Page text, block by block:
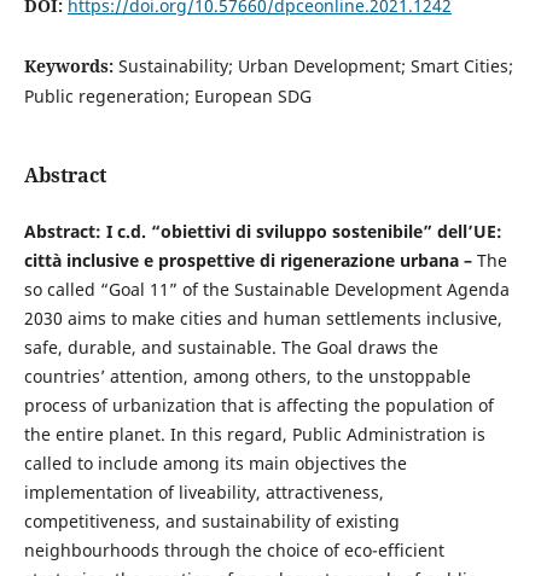
DOI: https://doi.org/10.57660/dpceonline.2021.1242
Keywords: Sustainability; Urban Development; Smart Cities;
Public regeneration; European SDG
Abstract
Abstract: I c.d. “obiettivi di sviluppo sostenibile” dell’UE:
città inclusive e prospettive di rigenerazione urbana – The
so called “Goal 11” of the Sustainable Development Agenda
2030 aims to make cities and human settlements inclusive,
safe, durable, and sustainable. The Goal draws the
countries’ attention, among others, to the unstoppable
process of urbanization that is affecting the population of
the entire planet. In this regard, Public Administration is
called to include among its main objectives the
implementation of liveability, attractiveness,
competitiveness, and sustainability of existing
neighbourhoods through the choice of eco-efficient